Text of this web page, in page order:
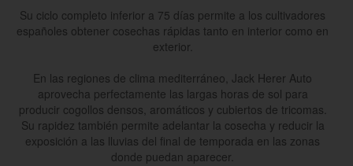
Su ciclo completo inferior a 75 días permite a los cultivadores
españoles obtener cosechas rápidas tanto en interior como en
exterior.
En las regiones de clima mediterráneo, Jack Herer Auto
aprovecha perfectamente las largas horas de sol para
producir cogollos densos, aromáticos y cubiertos de tricomas.
Su rapidez también permite adelantar la cosecha y reducir la
exposición a las lluvias del final de temporada en las zonas
donde puedan aparecer.